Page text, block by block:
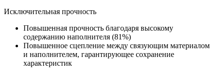
Исключительная прочность
Повышенная прочность благодаря высокому
содержанию наполнителя (81%)
Повышенное сцепление между связующим материалом
и наполнителем, гарантирующее сохранение
характеристик